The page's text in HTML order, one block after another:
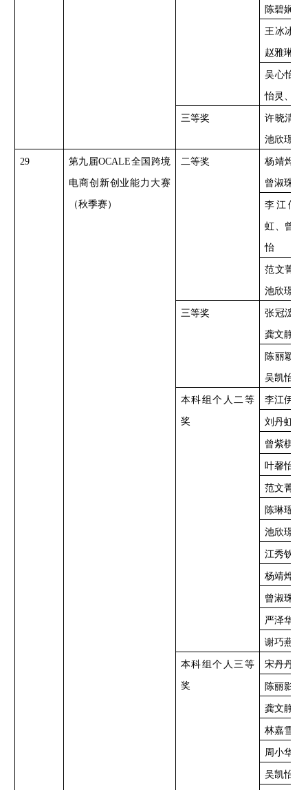
陈碧娴、
王冰冰、
赵雅琳、
吴心怡、
怡灵、陈
三等奖 许晓清、
池欣璟、
29 第九届OCALE全国跨境
电商创新创业能力大赛
（秋季赛）
二等奖 杨靖烨、
曾淑珠、
李江伊
虹、曾紫
怡
范文菁、
池欣璟、
三等奖 张冠浤、
龚文静、
陈丽颖、
吴凯怡、
本科组个人二等
奖
李江伊蕾
刘丹虹
曾紫棋
叶馨怡
范文菁
陈琳瑶
池欣璟
江秀钦
杨靖烨
曾淑珠
严泽华
谢巧燕
本科组个人三等
奖
宋丹丹
陈丽影
龚文静
林嘉雪
周小华
吴凯怡